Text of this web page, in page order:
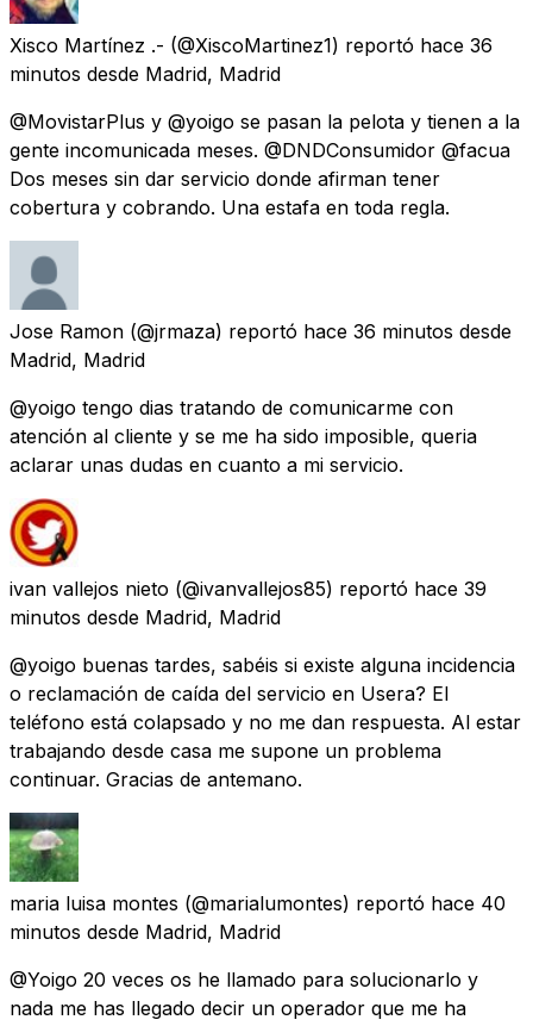
Xisco Martínez .- (@XiscoMartinez1) reportó hace 36
minutos desde Madrid, Madrid
@MovistarPlus y @yoigo se pasan la pelota y tienen a la
gente incomunicada meses. @DNDConsumidor @facua
Dos meses sin dar servicio donde afirman tener
cobertura y cobrando. Una estafa en toda regla.
Jose Ramon (@jrmaza) reportó hace 36 minutos desde
Madrid, Madrid
@yoigo tengo dias tratando de comunicarme con
atención al cliente y se me ha sido imposible, queria
aclarar unas dudas en cuanto a mi servicio.
ivan vallejos nieto (@ivanvallejos85) reportó hace 39
minutos desde Madrid, Madrid
@yoigo buenas tardes, sabéis si existe alguna incidencia
o reclamación de caída del servicio en Usera? El
teléfono está colapsado y no me dan respuesta. Al estar
trabajando desde casa me supone un problema
continuar. Gracias de antemano.
maria luisa montes (@marialumontes) reportó hace 40
minutos desde Madrid, Madrid
@Yoigo 20 veces os he llamado para solucionarlo y
nada me has llegado decir un operador que me ha